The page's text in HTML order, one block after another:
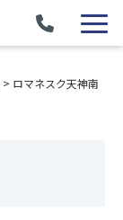
> ロマネスク天神南